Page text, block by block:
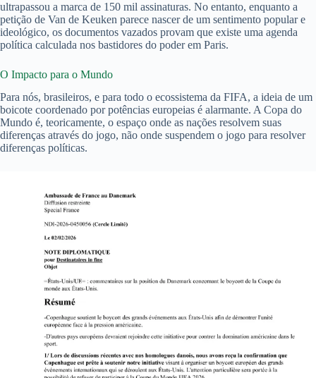
ultrapassou a marca de 150 mil assinaturas. No entanto, enquanto a
petição de Van de Keuken parece nascer de um sentimento popular e
ideológico, os documentos vazados provam que existe uma agenda
política calculada nos bastidores do poder em Paris.
O Impacto para o Mundo
Para nós, brasileiros, e para todo o ecossistema da FIFA, a ideia de um
boicote coordenado por potências europeias é alarmante. A Copa do
Mundo é, teoricamente, o espaço onde as nações resolvem suas
diferenças através do jogo, não onde suspendem o jogo para resolver
diferenças políticas.